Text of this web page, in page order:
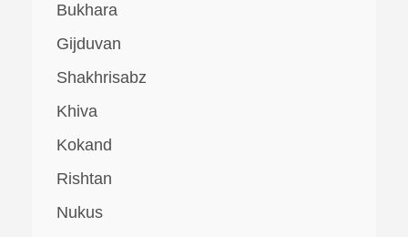
Bukhara
Gijduvan
Shakhrisabz
Khiva
Kokand
Rishtan
Nukus